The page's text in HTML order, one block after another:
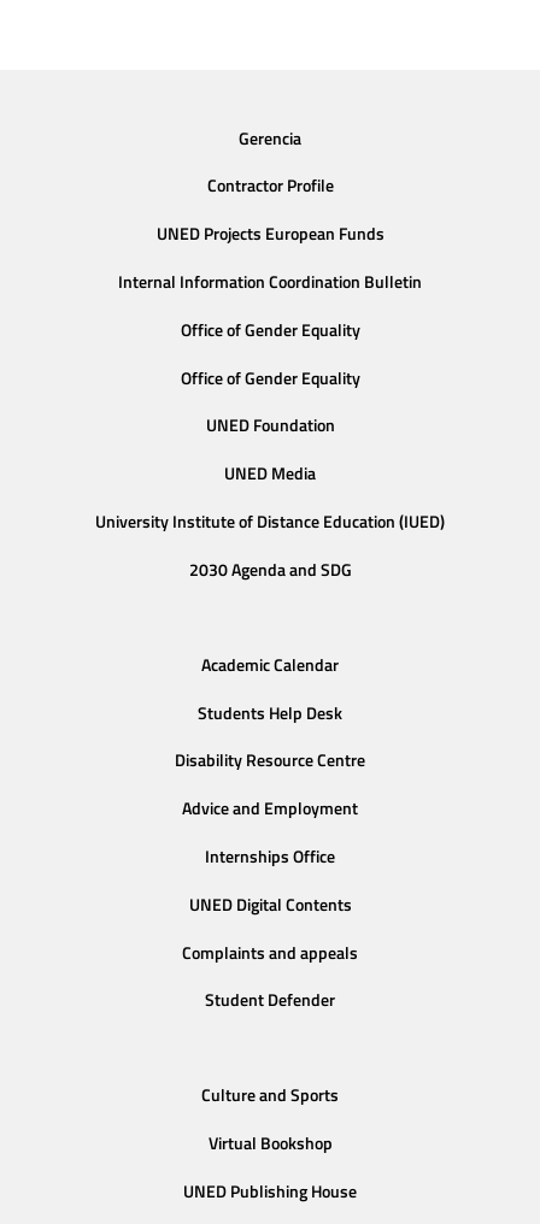
Gerencia
Contractor Profile
UNED Projects European Funds
Internal Information Coordination Bulletin
Office of Gender Equality
Office of Gender Equality
UNED Foundation
UNED Media
University Institute of Distance Education (IUED)
2030 Agenda and SDG
Academic Calendar
Students Help Desk
Disability Resource Centre
Advice and Employment
Internships Office
UNED Digital Contents
Complaints and appeals
Student Defender
Culture and Sports
Virtual Bookshop
UNED Publishing House